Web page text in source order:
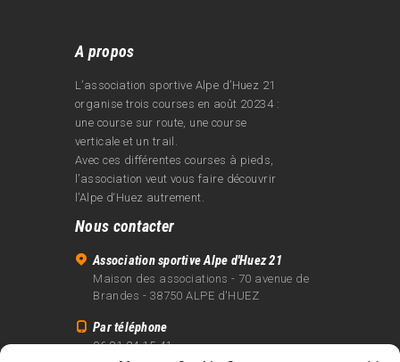
A propos
L’association sportive Alpe d’Huez 21
organise trois courses en août 20234 :
une course sur route, une course
verticale et un trail.
Avec ces différentes courses à pieds,
l’association veut vous faire découvrir
l’Alpe d‘Huez autrement.
Nous contacter
Association sportive Alpe d'Huez 21
Maison des associations - 70 avenue de
Brandes - 38750 ALPE d'HUEZ
Par téléphone
06 81 24 15 41